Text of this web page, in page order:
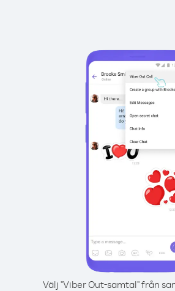
Välj "Viber Out-samtal" från